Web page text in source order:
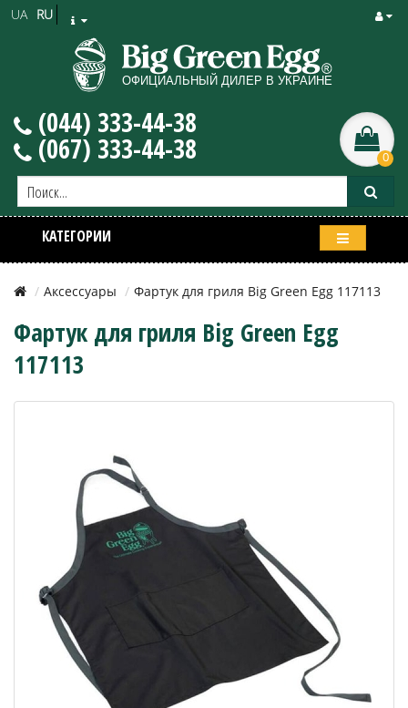
RU
UA
(044) 333-44-38
(067) 333-44-38 0
КАТЕГОРИИ
Аксессуары Фартук для гриля Big Green Egg 117113
Фартук для гриля Big Green Egg
117113